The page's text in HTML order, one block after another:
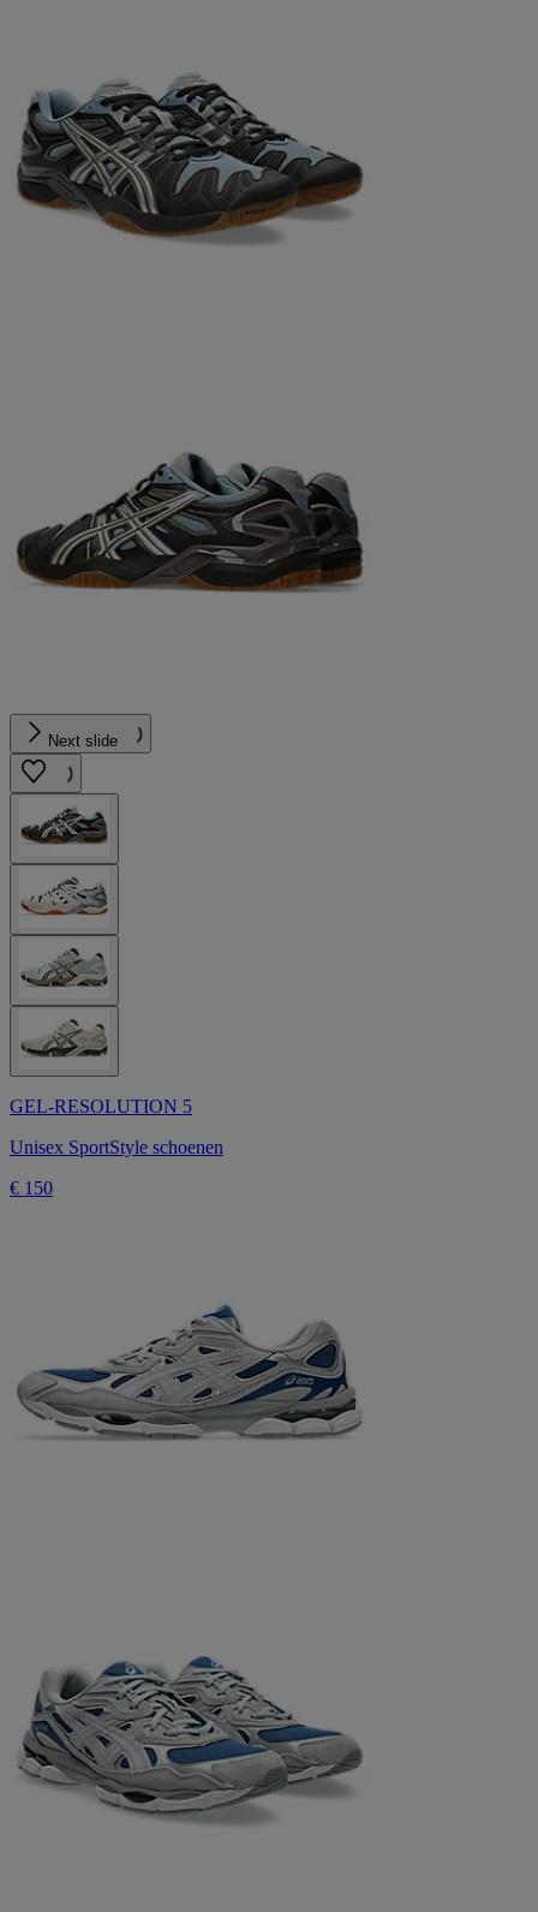
Next slide
GEL-RESOLUTION 5
Unisex SportStyle schoenen
€ 150